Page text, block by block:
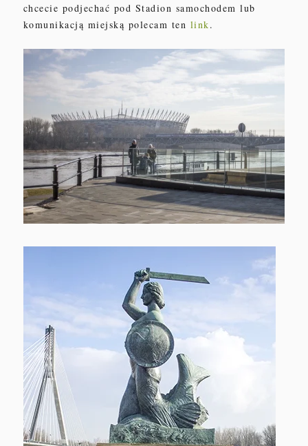
chcecie podjechać pod Stadion samochodem lub
komunikacją miejską polecam ten link.